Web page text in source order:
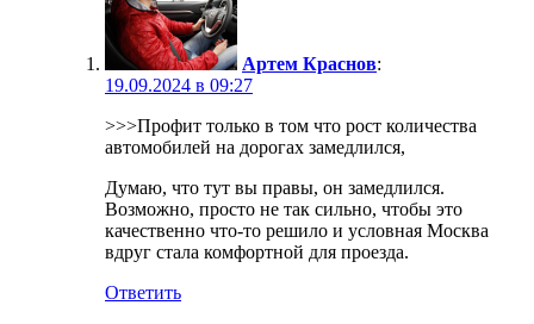
Артем Краснов:
19.09.2024 в 09:27
>>>Профит только в том что рост количества
автомобилей на дорогах замедлился,
Думаю, что тут вы правы, он замедлился.
Возможно, просто не так сильно, чтобы это
качественно что-то решило и условная Москва
вдруг стала комфортной для проезда.
Ответить